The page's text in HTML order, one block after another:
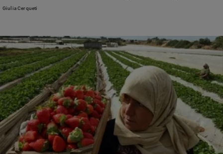
e
Bioetica
Vai
Riflessioni
Foto
caratteristiche del lavoro agricolo nei tre Paesi, mettendo in evidenza le
Giulia Cerqueti